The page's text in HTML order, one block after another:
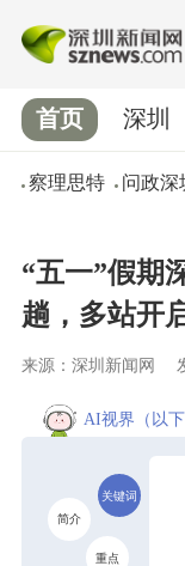
首页
察理思特 问政深
深圳
“五一”假期
趟，多站开
来源：深圳新闻网
AI视界 （以
关键词
简介
重点